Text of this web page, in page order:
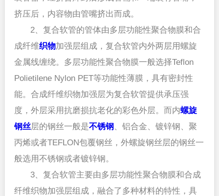
挤压后，内容物由管嘴挤出而成。
2、复合软管的管体由多层功能性聚合物膜和合
成纤维织物加强层组成，复合软管内外两层用螺旋
金属线缠绕。多层功能性聚合物膜一般选择Teflon
Polietilene Nylon PET等功能性薄膜，具有密封性
能。合成纤维织物加强层为复合软管提供承压强
度，外层采用抗磨损抗老化的彩色外层。而内螺旋
钢丝层的钢丝一般是不锈钢、铝合金、镀锌钢、聚
丙烯或者TEFLON包覆钢丝，外螺旋钢丝层的钢丝一
般选用不锈钢或者镀锌钢。
3、复合软管主要由多层功能性聚合物膜和合成
纤维织物加强层组成，融合了多种材料的特性，具